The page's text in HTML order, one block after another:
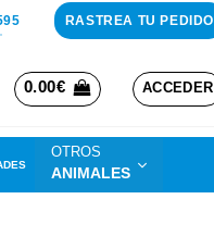
RASTREA TU PEDIDO
0.00€ ACCEDER
OTROS
ANIMALES